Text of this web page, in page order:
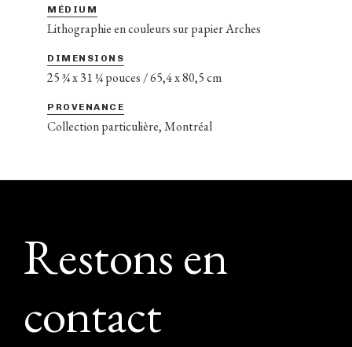
MÉDIUM
Lithographie en couleurs sur papier Arches
DIMENSIONS
25 ¾ x 31 ¼ pouces / 65,4 x 80,5 cm
PROVENANCE
Collection particulière, Montréal
Footer
Restons en
contact